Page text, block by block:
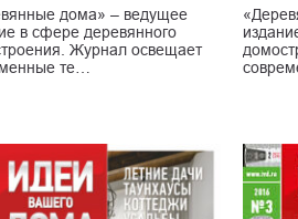
дома» – ведущее
в сфере деревянного
Журнал освещает
те…